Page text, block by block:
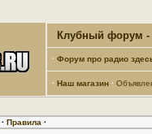
Клубный форум -
· Форум про радио
· Наш магазин ·
· Правила ·